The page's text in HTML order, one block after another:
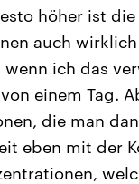
höher ist
auch
ich das
einem Tag.
die man
eben mit der